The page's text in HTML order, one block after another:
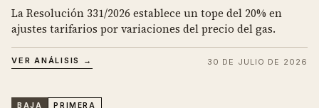
La Resolución 331/2026 establece un tope del 20% en
ajustes tarifarios por variaciones del precio del gas.
VER ANÁLISIS → 30 DE JULIO DE 2026
BAJA PRIMERA